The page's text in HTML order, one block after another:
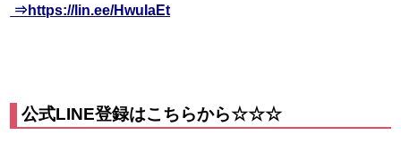
⇒https://lin.ee/HwuIaEt
公式LINE登録はこちらから☆☆☆